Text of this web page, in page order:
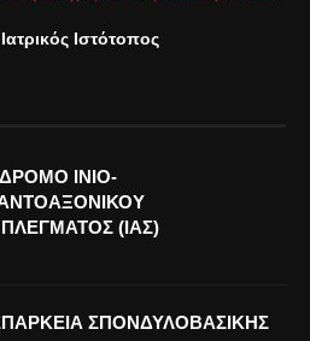
Ιστότοπος
ΙΝΙΟ-
(ΙΑΣ)
ΣΠΟΝΔΥΛΟΒΑΣΙΚΗΣ